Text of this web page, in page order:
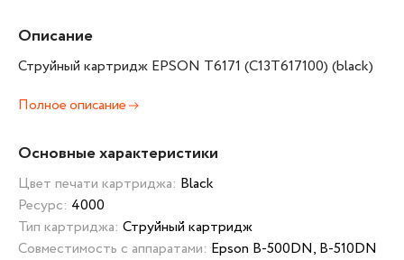
Описание
Струйный картридж EPSON T6171 (C13T617100) (black)
Полное описание
Основные характеристики
Цвет печати картриджа: Black
Ресурс: 4000
Тип картриджа: Струйный картридж
Совместимость с аппаратами: Epson B-500DN, B-510DN